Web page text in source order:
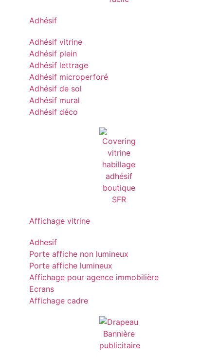
Adhésif
Adhésif vitrine
Adhésif plein
Adhésif lettrage
Adhésif microperforé
Adhésif de sol
Adhésif mural
Adhésif déco
Affichage vitrine
Adhesif
Porte affiche non lumineux
Porte affiche lumineux
Affichage pour agence immobilière
Ecrans
Affichage cadre